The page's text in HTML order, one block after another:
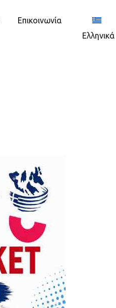
Επικοινωνία
Ελληνικά